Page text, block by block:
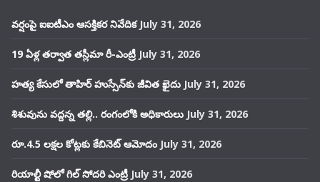
వర్షంపై ఐఐటీఎం ఆసక్తికర నివేదిక July 31, 2026
19 ఏళ్ల తర్వాత తస్లీమా రీ-ఎంట్రీ July 31, 2026
హత్య కేసులో తాహిర్ హుస్సేన్‌కు జీవిత ఖైదు July 31, 2026
శిశువును వద్దన్న తల్లి.. రంగంలోకి అధికారులు July 31, 2026
రూ.4.5 లక్షల కోట్లకు కేబినెట్ ఆమోదం July 31, 2026
రియాల్టీ షోలో గిల్ సోదరి ఎంట్రీ July 31, 2026